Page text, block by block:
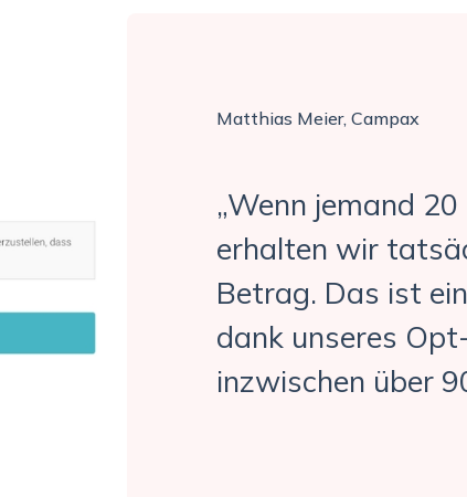
Matthias Meier, Campax
„Wenn jemand
erhalten wir
Betrag. Das ist
dank unseres
inzwischen über